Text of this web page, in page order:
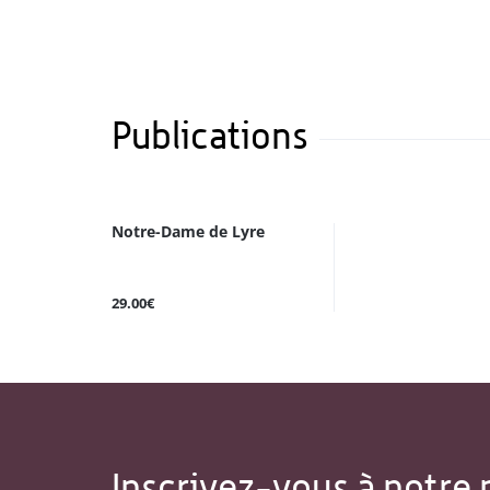
Publications
Notre-Dame de Lyre
29.00€